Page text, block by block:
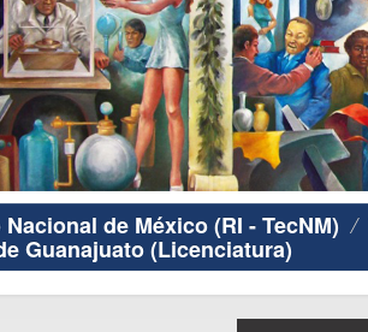
de México (RI - TecNM)
Guanajuato (Licenciatura)